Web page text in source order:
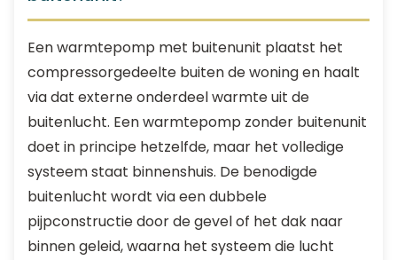
Een warmtepomp met buitenunit plaatst het
compressorgedeelte buiten de woning en haalt
via dat externe onderdeel warmte uit de
buitenlucht. Een warmtepomp zonder buitenunit
doet in principe hetzelfde, maar het volledige
systeem staat binnenshuis. De benodigde
buitenlucht wordt via een dubbele
pijpconstructie door de gevel of het dak naar
binnen geleid, waarna het systeem die lucht